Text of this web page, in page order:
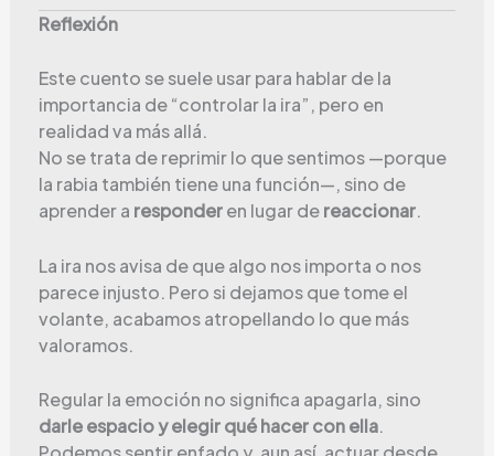
Reflexión
Este cuento se suele usar para hablar de la
importancia de “controlar la ira”, pero en
realidad va más allá.
No se trata de reprimir lo que sentimos —porque
la rabia también tiene una función—, sino de
aprender a responderen lugar dereaccionar.
La ira nos avisa de que algo nos importa o nos
parece injusto. Pero si dejamos que tome el
volante, acabamos atropellando lo que más
valoramos.
Regular la emoción no significa apagarla, sino
darle espacio y elegir qué hacer con ella.